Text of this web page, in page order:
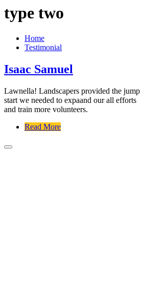
type two
Home
Testimonial
Isaac Samuel
Lawnella! Landscapers provided the jump
start we needed to expaand our all efforts
and train more volunteers.
Read More